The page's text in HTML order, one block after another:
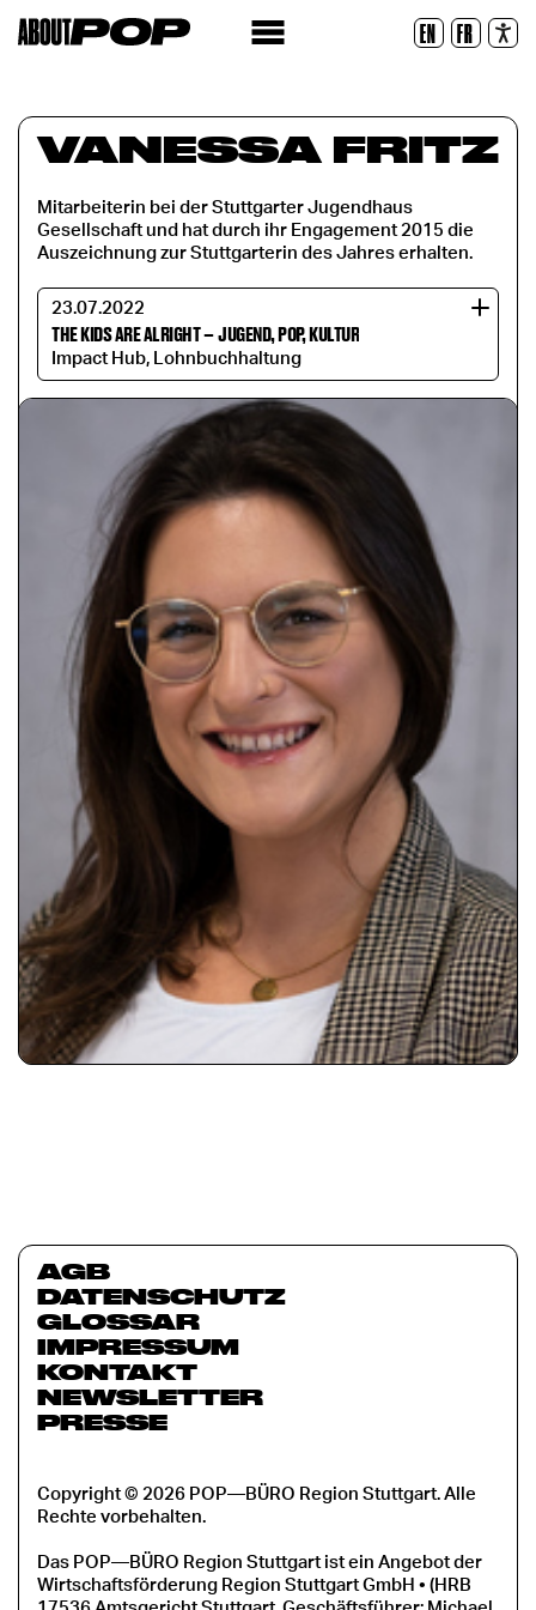
EN FR
Zurücksetzen
VANESSA FRITZ
Mitarbeiterin bei der Stuttgarter Jugendhaus
Gesellschaft und hat durch ihr Engagement 2015 die
Auszeichnung zur Stuttgarterin des Jahres erhalten.
23.07.2022
THE KIDS ARE ALRIGHT–JUGEND, POP, KULTUR
Impact Hub, Lohnbuchhaltung
AGB
DATENSCHUTZ
GLOSSAR
IMPRESSUM
KONTAKT
NEWSLETTER
PRESSE
Copyright © 2026 POP—BÜRO Region Stuttgart. Alle
Rechte vorbehalten.
Das POP—BÜRO Region Stuttgart ist ein Angebot der
Wirtschaftsförderung Region Stuttgart GmbH • (HRB